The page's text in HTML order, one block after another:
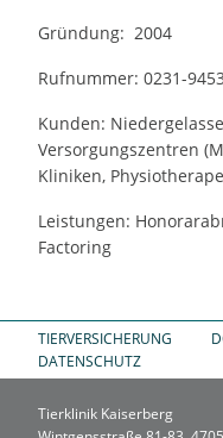
Gründung: 2004
Rufnummer: 0231-
Kunden:
Versorgungszentren
Kliniken,
Leistungen:
Factoring
TIERVERSICHERUNG
DATENSCHUTZ
Tierklinik Kaiserberg